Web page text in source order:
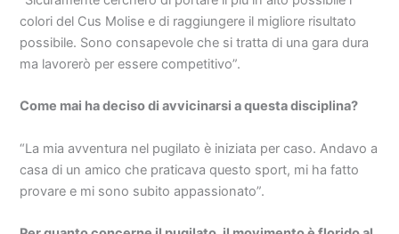
colori del Cus Molise e di raggiungere il migliore risultato
possibile. Sono consapevole che si tratta di una gara dura
ma lavorerò per essere competitivo”.
Come mai ha deciso di avvicinarsi a questa disciplina?
“La mia avventura nel pugilato è iniziata per caso. Andavo a
casa di un amico che praticava questo sport, mi ha fatto
provare e mi sono subito appassionato”.